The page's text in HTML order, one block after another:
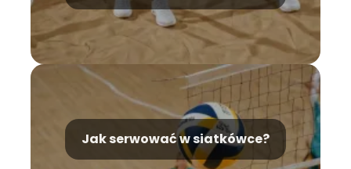
Jak serwować w siatkówce?